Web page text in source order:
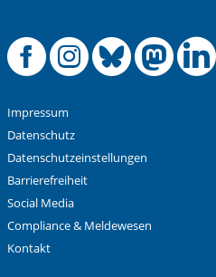
Impressum
Datenschutz
Datenschutzeinstellungen
Barrierefreiheit
Social Media
Compliance & Meldewesen
Kontakt